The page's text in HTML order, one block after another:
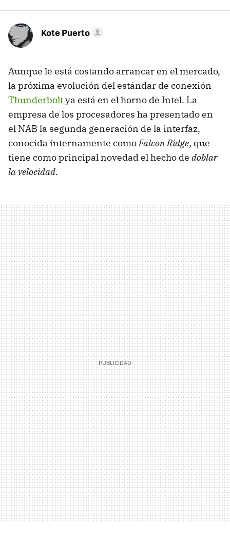
Kote Puerto
Aunque le está costando arrancar en el mercado,
la próxima evolución del estándar de conexión
Thunderboltya está en el horno de Intel. La
empresa de los procesadores ha presentado en
el NAB la segunda generación de la interfaz,
conocida internamente comoFalcon Ridge, que
tiene como principal novedad el hecho de doblar
la velocidad.